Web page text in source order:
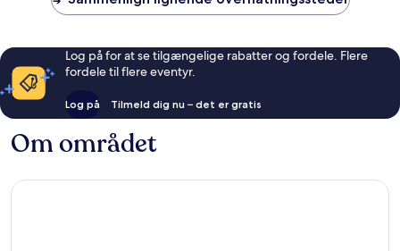
Log på for at se tilgængelige rabatter og fordele. Flere
fordele til flere eventyr.
Log på Tilmeld dig nu – det er gratis
Om området